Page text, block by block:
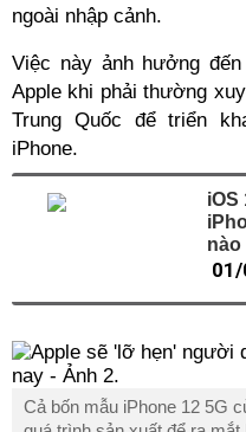
ngoài nhập cảnh.
Việc này ảnh hưởng
Apple khi phải thường
Trung Quốc để triển
iPhone.
iOS
nào
01/
Cả bốn mẫu iPhone 12 5G